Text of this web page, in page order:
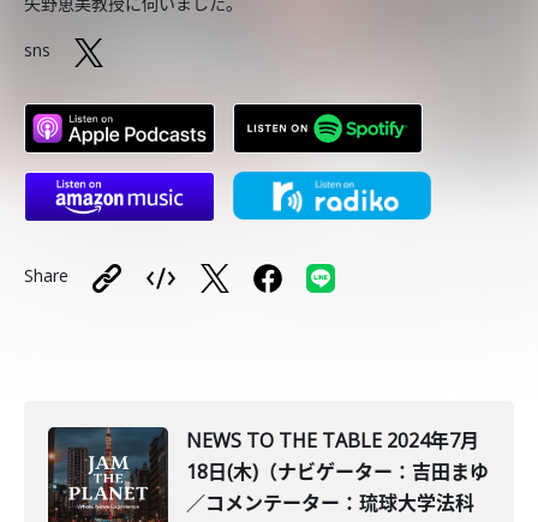
sns
Share
NEWS TO THE TABLE 2024年7月
18日(木)（ナビゲーター：吉田まゆ
／コメンテーター：琉球大学法科